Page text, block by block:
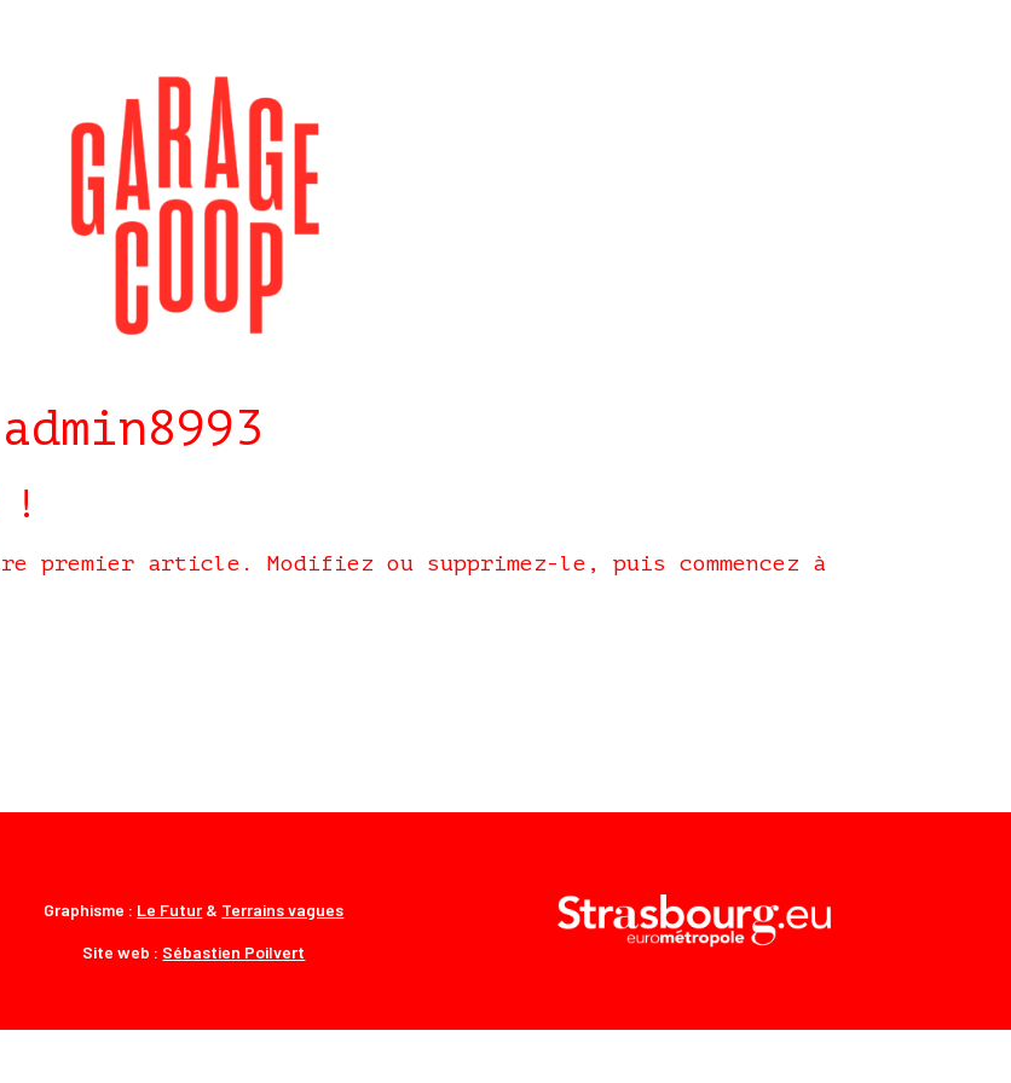
admin8993
!
premier article. Modifiez ou supprimez-le, puis commencez à
Graphisme : Le Futur& Terrains vagues
Site web : Sébastien Poilvert